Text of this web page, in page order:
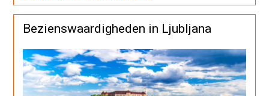
Bezienswaardigheden in Ljubljana